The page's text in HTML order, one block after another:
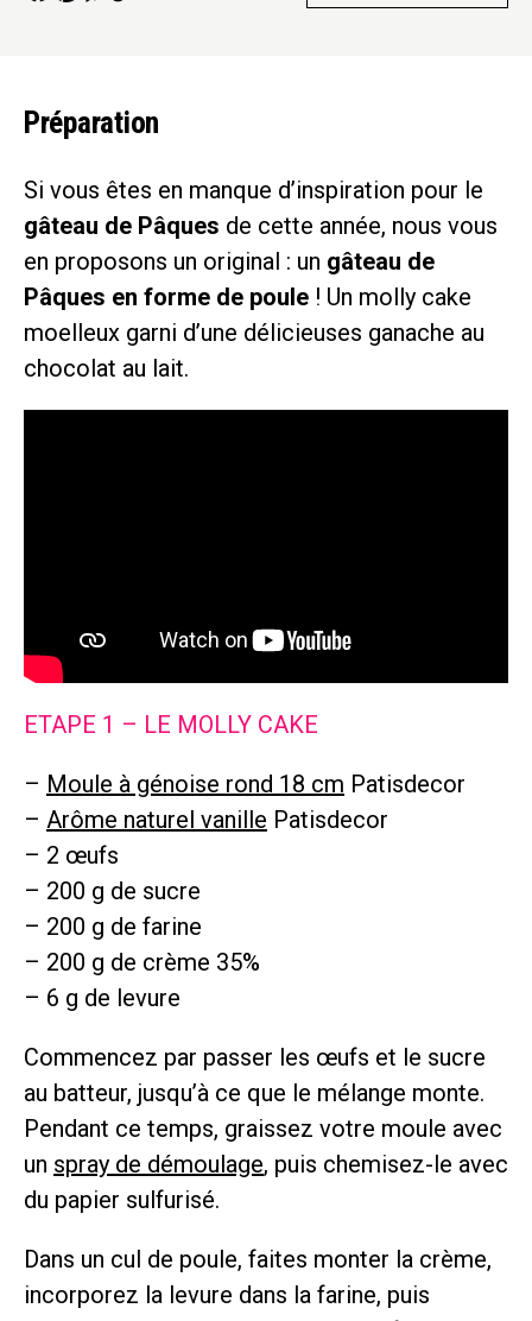
Préparation
Si vous êtes en manque d’inspiration pour le
gâteau de Pâques de cette année, nous vous
en proposons un original : un gâteau de
Pâques en forme de poule ! Un molly cake
moelleux garni d’une délicieuses ganache au
chocolat au lait.
ETAPE 1 – LE MOLLY CAKE
– Moule à génoise rond 18 cm Patisdecor
– Arôme naturel vanille Patisdecor
– 2 œufs
– 200 g de sucre
– 200 g de farine
– 200 g de crème 35%
– 6 g de levure
Commencez par passer les œufs et le sucre
au batteur, jusqu’à ce que le mélange monte.
Pendant ce temps, graissez votre moule avec
un spray de démoulage, puis chemisez-le avec
du papier sulfurisé.
Dans un cul de poule, faites monter la crème,
incorporez la levure dans la farine, puis